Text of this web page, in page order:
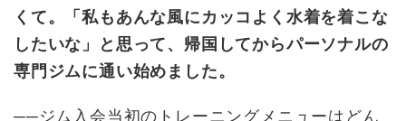
くて。「私もあんな風にカッコよく水着を着こな
したいな」と思って、帰国してからパーソナルの
専門ジムに通い始めました。
──ジム入会当初のトレーニングメニューはどん